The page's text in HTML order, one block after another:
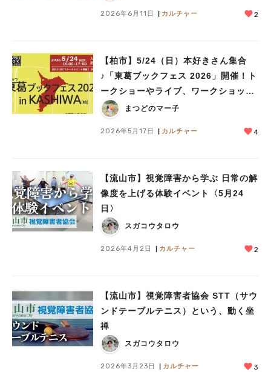
2026年6月11日 カルチャー 2
【柏市】5/24（日）本好きさん集合
♪「東葛ブックフェス 2026」開催！ト
ークショーやライブ、ワークショップ
も
まつどのマー子
2026年5月17日 カルチャー 4
【流山市】視覚障害から学ぶ 日常の解
像度を上げる体験イベント〈5月24
日〉
スガコウタロウ
2026年4月2日 カルチャー 2
【流山市】視覚障害者協会 STT（サウ
ンドテーブルテニス）という、動く坐
禅
スガコウタロウ
2026年3月23日 カルチャー 3